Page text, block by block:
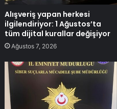
Alışveriş yapan herkesi
ilgilendiriyor: 1 Ağustos’ta
tüm dijital kurallar değişiyor
Ağustos 7, 2026